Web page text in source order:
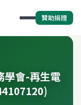
贊助捐贈
學會-再生電